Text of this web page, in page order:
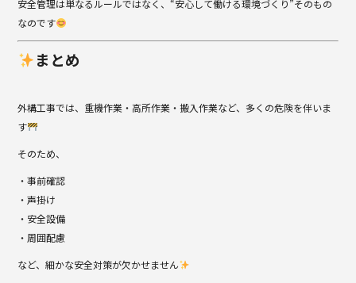
安全管理は単なるルールではなく、“安心して働ける環境づくり”そのもの
なのです
まとめ
外構工事では、重機作業・高所作業・搬入作業など、多くの危険を伴いま
す
そのため、
・事前確認
・声掛け
・安全設備
・周囲配慮
など、細かな安全対策が欠かせません